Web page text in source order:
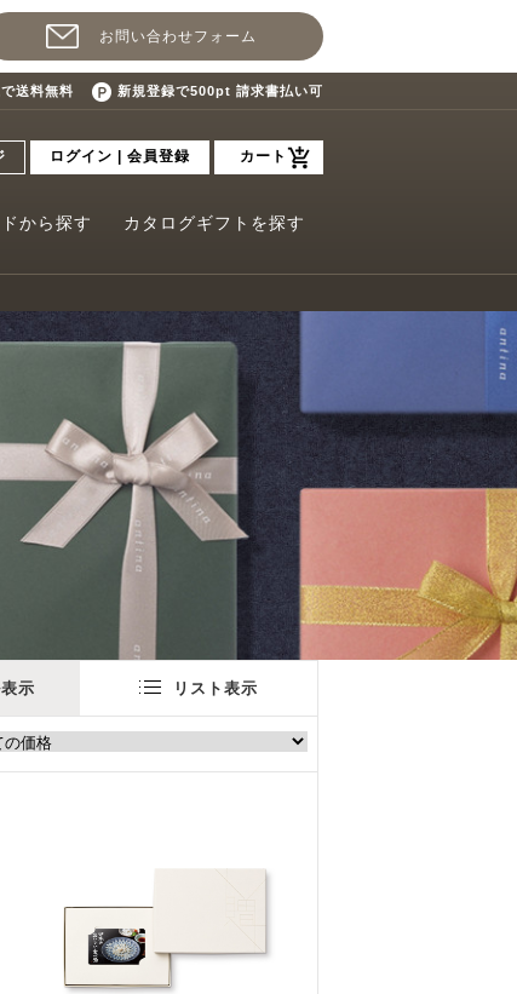
お問い合わせフォーム
送料無料 新規登録で500pt 請求書払い可
ログイン | 会員登録 カート
から探す カタログギフトを探す
示 リスト表示